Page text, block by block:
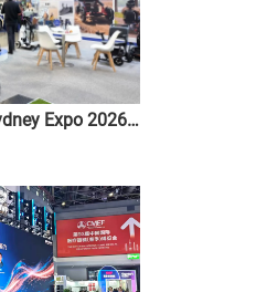
Expo 2026
リューション